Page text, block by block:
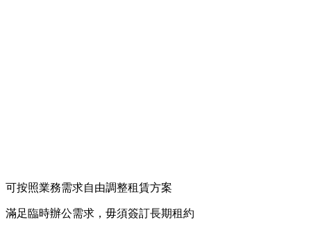
可按照業務需求自由調整租賃方案
滿足臨時辦公需求，毋須簽訂長期租約